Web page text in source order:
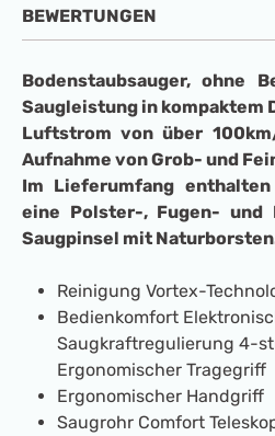
BEWERTUNGEN
Bodenstaubsauger, ohne
Saugleistung in kompaktem
Luftstrom von über
Aufnahme von Grob- und
Im Lieferumfang
eine Polster-, Fugen- und
Saugpinsel mit
Reinigung Vortex-
Bedienkomfort
Saugkraftregulierung 4-
Ergonomischer Tragegriff
Ergonomischer Handgriff
Saugrohr Comfort